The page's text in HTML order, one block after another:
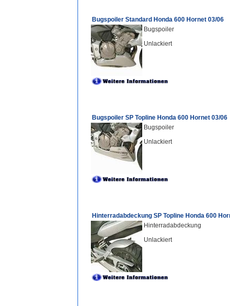
Bugspoiler Standard Honda 600 Hornet 03/06
Bugspoiler
Unlackiert
Bugspoiler SP Topline Honda 600 Hornet 03/06
Bugspoiler
Unlackiert
Hinterradabdeckung SP Topline Honda 600
Hinterradabdeckung
Unlackiert